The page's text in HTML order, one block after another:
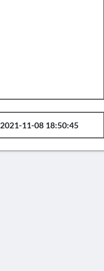
2021-11-08 18:50:45